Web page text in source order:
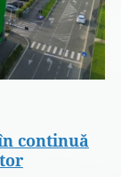
continuă